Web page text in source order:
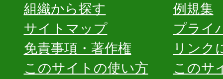
組織から探す
例規集
サイトマップ
プライ
免責事項・著作権
リンク
このサイトの使い方
このサ